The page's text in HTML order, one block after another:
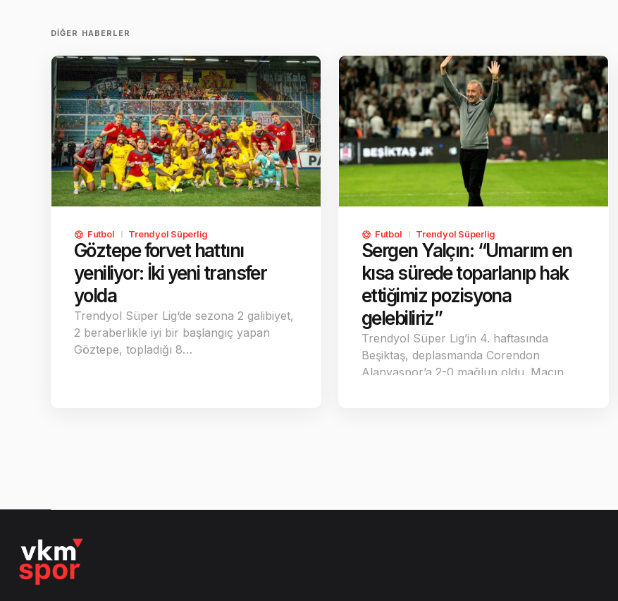
DIĞER HABERLER
Futbol Trendyol Süperlig
Göztepe forvet hattını
yeniliyor: İki yeni transfer
yolda
Trendyol Süper Lig‘de sezona 2 galibiyet,
2 beraberlikle iyi bir başlangıç yapan
Göztepe, topladığı 8…
Futbol Trendyol Süperlig
Sergen Yalçın: “Umarım en
kısa sürede toparlanıp hak
ettiğimiz pozisyona
gelebiliriz”
Trendyol Süper Lig’in 4. haftasında
Beşiktaş, deplasmanda Corendon
Alanyaspor’a 2-0 mağlup oldu. Maçın